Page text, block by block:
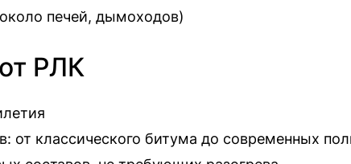
печей, дымоходов)
РЛК
классического битума до современных